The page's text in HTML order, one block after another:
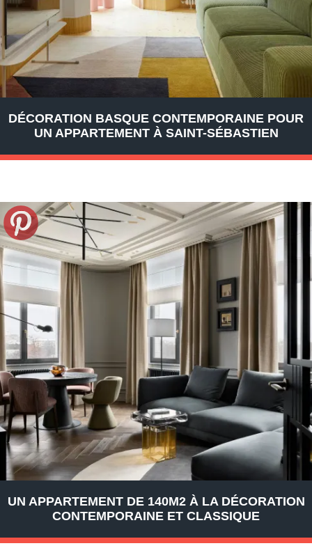
DÉCORATION BASQUE CONTEMPORAINE POUR
UN APPARTEMENT À SAINT-SÉBASTIEN
UN APPARTEMENT DE 140M2 À LA DÉCORATION
CONTEMPORAINE ET CLASSIQUE